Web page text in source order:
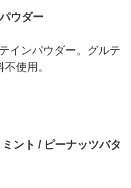
ウダー
インパウダー。グルテ
使用。
ント / ピーナッツバタ